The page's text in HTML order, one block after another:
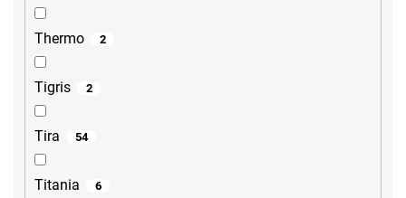
Thermo 2
Tigris 2
Tira 54
Titania 6